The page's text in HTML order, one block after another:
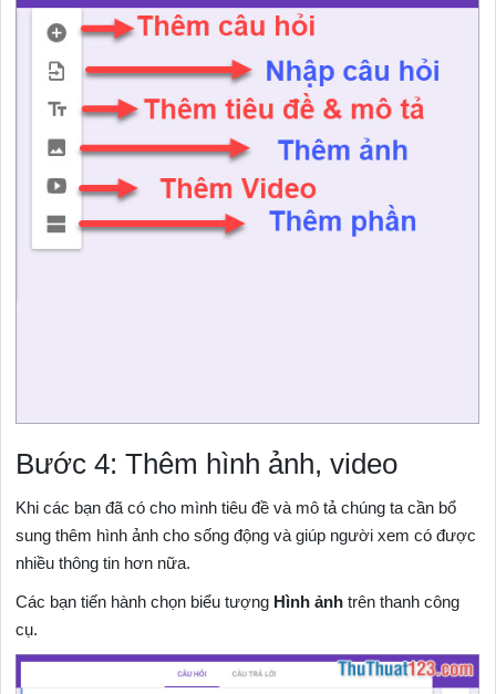
Bước 4: Thêm hình ảnh, video
Khi các bạn đã có cho mình tiêu đề và mô tả chúng ta cần bổ
sung thêm hình ảnh cho sống động và giúp người xem có được
nhiều thông tin hơn nữa.
Các bạn tiến hành chọn biểu tượng Hình ảnh trên thanh công
cụ.